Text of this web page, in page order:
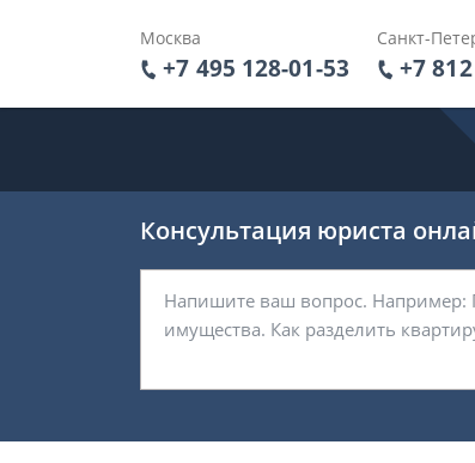
Москва
+7 495 128-01-53
Санкт-
+7
Консультация юриста